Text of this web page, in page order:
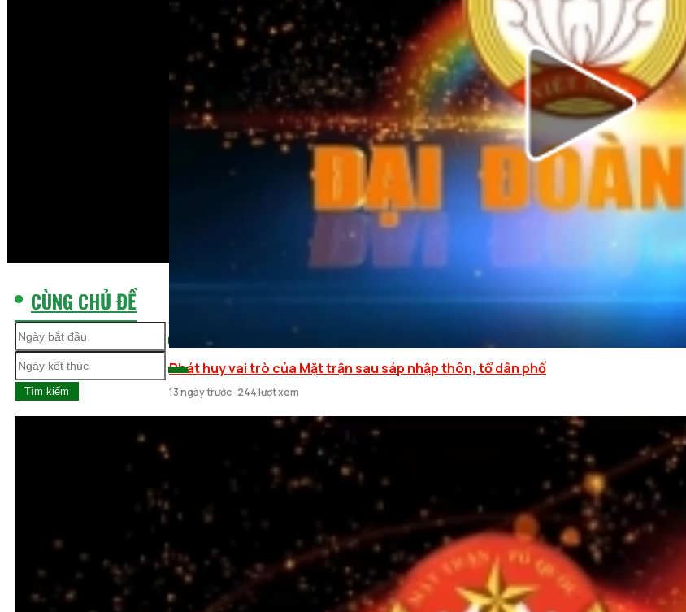
Phát huy vai trò của Mặt trận sau sáp nhập thôn, tổ dân phố
13 ngày trước 244 lượt xem
CÙNG CHỦ ĐỀ
Tìm kiếm